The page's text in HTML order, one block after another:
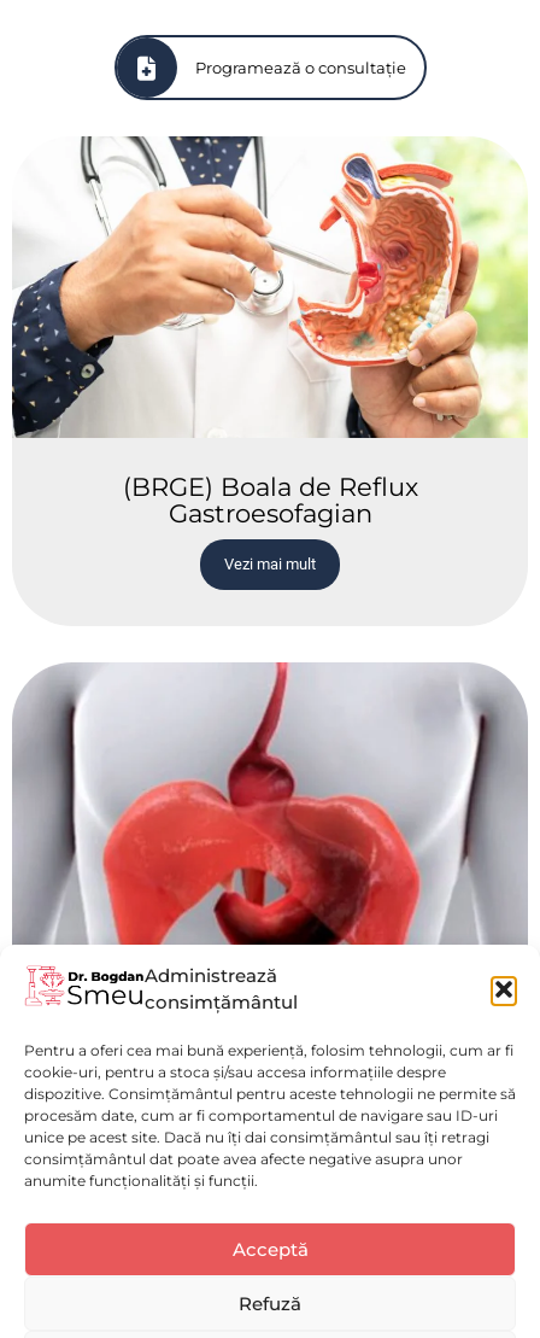
Administrează
consimțământul
Pentru a oferi cea mai bună experiență, folosim tehnologii, cum ar fi
cookie-uri, pentru a stoca și/sau accesa informațiile despre
dispozitive. Consimțământul pentru aceste tehnologii ne permite să
procesăm date, cum ar fi comportamentul de navigare sau ID-uri
unice pe acest site. Dacă nu îți dai consimțământul sau îți retragi
consimțământul dat poate avea afecte negative asupra unor
anumite funcționalități și funcții.
Acceptă
Refuză
Programează o consultație
(BRGE) Boala de Reflux
Gastroesofagian
Vezi mai mult
Hernia Hiatală
Vezi mai mult
Cum ți-ai evalua experiența pe acest website?
o